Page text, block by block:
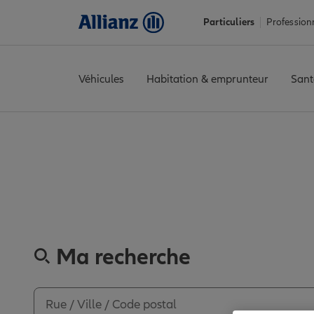
Particuliers
Véhicules Habitation & emprunteur
Ma recherche